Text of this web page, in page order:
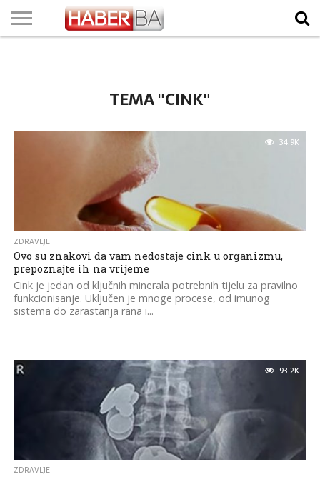
TEMA "CINK"
34.9K
ZDRAVLJE
Ovo su znakovi da vam nedostaje cink u organizmu,
prepoznajte ih na vrijeme
Cink je jedan od ključnih minerala potrebnih tijelu za pravilno
funkcionisanje. Uključen je mnoge procese, od imunog
sistema do zarastanja rana i...
93.2K
ZDRAVLJE